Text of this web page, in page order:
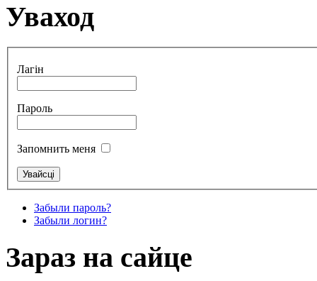
Уваход
Лагін
Пароль
Запомнить меня
Забыли пароль?
Забыли логин?
Зараз на сайце